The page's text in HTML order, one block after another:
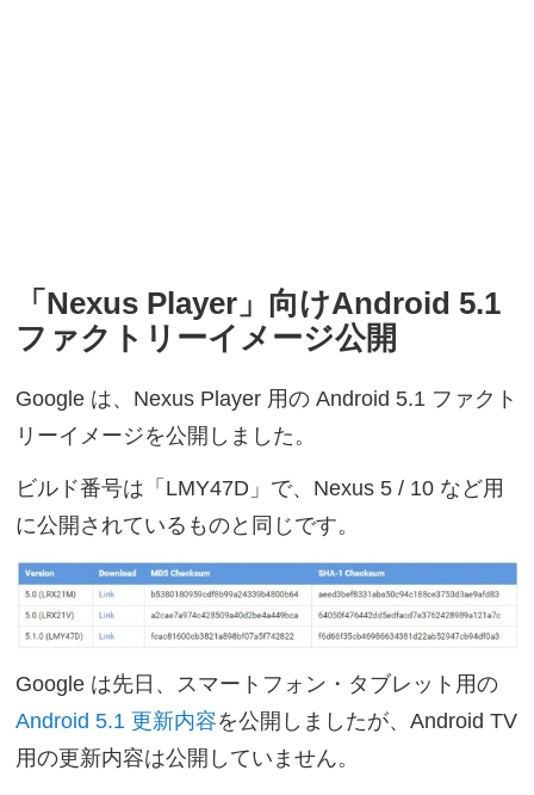
「Nexus Player」向けAndroid 5.1
ファクトリーイメージ公開
Google は、Nexus Player 用の Android 5.1 ファクト
リーイメージを公開しました。
ビルド番号は「LMY47D」で、Nexus 5 / 10 など用
に公開されているものと同じです。
Google は先日、スマートフォン・タブレット用の
Android 5.1 更新内容を公開しましたが、Android TV
用の更新内容は公開していません。